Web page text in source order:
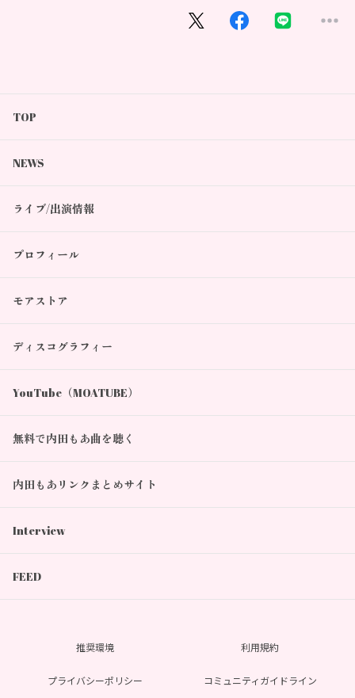
TOP
NEWS
ライブ/出演情報
プロフィール
モアストア
ディスコグラフィー
YouTube（MOATUBE）
無料で内田もあ曲を聴く
内田もあリンクまとめサイト
Interview
FEED
推奨環境 利用規約
プライバシーポリシー コミュニティガイドライン